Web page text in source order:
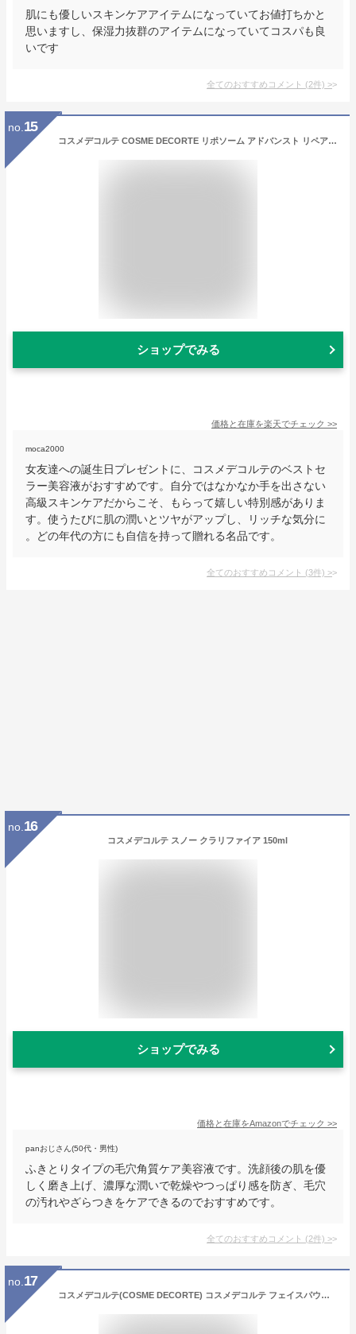
肌にも優しいスキンケアアイテムになっていてお値打ちかと
思いますし、保湿力抜群のアイテムになっていてコスパも良
いです
全てのおすすめコメント (2件) >
no. 15
コスメデコルテ COSME DECORTE リポソーム アドバンスト リペアセラム 選べるサイズ 【50ml・75ml・100ml・12ml】 【スキンケア 導入美容液 美肌】
ショップでみる
価格と在庫を楽天でチェック >>
moca2000
女友達への誕生日プレゼントに、コスメデコルテのベストセ
ラー美容液がおすすめです。自分ではなかなか手を出さない
高級スキンケアだからこそ、もらって嬉しい特別感がありま
す。使うたびに肌の潤いとツヤがアップし、リッチな気分に
。どの年代の方にも自信を持って贈れる名品です。
全てのおすすめコメント (3件) >
no. 16
コスメデコルテ スノー クラリファイア 150ml
ショップでみる
価格と在庫をAmazonでチェック >>
panおじさん(50代・男性)
ふきとりタイプの毛穴角質ケア美容液です。洗顔後の肌を優
しく磨き上げ、濃厚な潤いで乾燥やつっぱり感を防ぎ、毛穴
の汚れやざらつきをケアできるのでおすすめです。
全てのおすすめコメント (2件) >
no. 17
コスメデコルテ(COSME DECORTE) コスメデコルテ フェイスパウダー 20g (80 glow pink) [並行輸入品]